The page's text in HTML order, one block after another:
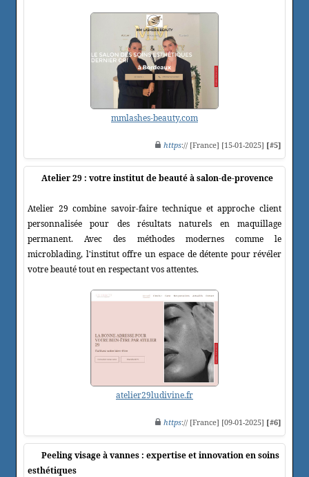
mmlashes-beauty.com
https:// [France] [15-01-2025] [#5]
Atelier 29 : votre institut de beauté à salon-de-provence
Atelier 29 combine savoir-faire technique et approche client
personnalisée pour des résultats naturels en maquillage
permanent. Avec des méthodes modernes comme le
microblading, l'institut offre un espace de détente pour révéler
votre beauté tout en respectant vos attentes.
atelier29ludivine.fr
https:// [France] [09-01-2025] [#6]
Peeling visage à vannes : expertise et innovation en soins
esthétiques